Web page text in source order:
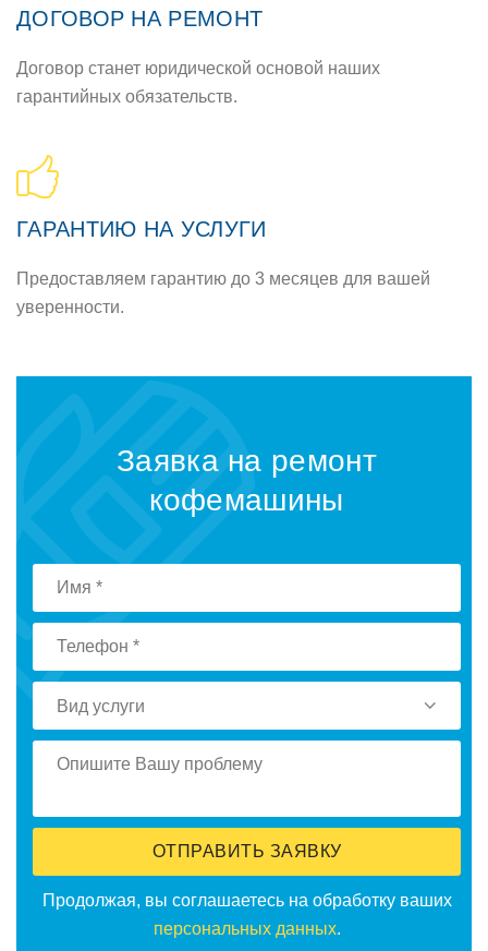
ДОГОВОР НА РЕМОНТ
Договор станет юридической основой наших
гарантийных обязательств.
ГАРАНТИЮ НА УСЛУГИ
Предоставляем гарантию до 3 месяцев для вашей
уверенности.
Заявка на ремонт
кофемашины
Вид услуги
ОТПРАВИТЬ ЗАЯВКУ
Продолжая, вы соглашаетесь на обработку ваших
персональных данных.